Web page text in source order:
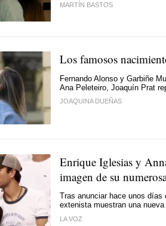
MARTÍN BASTOS
Los famosos
Fernando Alonso y Garbiñe
Ana Peleteiro, Joaquín Prat
JOAQUINA DUEÑAS
Enrique Iglesias y
imagen de su
Tras anunciar hace unos
extenista muestran una
LA VOZ